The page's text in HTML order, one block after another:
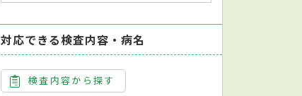
対応できる検査内容・病名
検査内容から探す